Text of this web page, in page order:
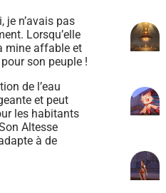
je n’avais pas
Lorsqu’elle
mine affable et
son peuple !
de l’eau
et peut
les habitants
Altesse
à de